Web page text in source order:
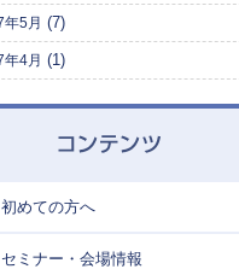
5月 (7)
4月 (1)
初めての方へ
セミナー・会場情報